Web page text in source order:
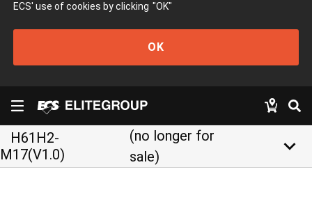
ECS' use of cookies by clicking "OK"
OK
H61H2-
M17(V1.0)
(no longer for
sale)
keyboard_arrow_down